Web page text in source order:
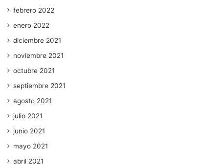
febrero 2022
enero 2022
diciembre 2021
noviembre 2021
octubre 2021
septiembre 2021
agosto 2021
julio 2021
junio 2021
mayo 2021
abril 2021